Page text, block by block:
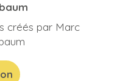
créés par Marc